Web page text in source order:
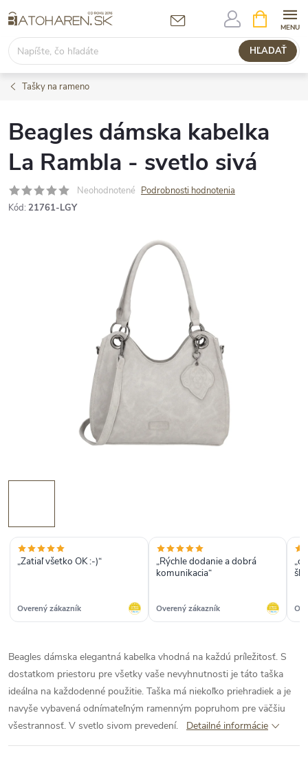
na
obsah
HĽADAŤ
KOŠÍK
Tašky na rameno
Beagles dámska kabelka
La Rambla - svetlo sivá
Neohodnotené Podrobnosti hodnotenia
Kód: 21761-LGY
„Zatiaľ všetko OK :-)“
Overený zákazník
„Rýchle dodanie a dobrá
komunikacia“
Overený zákazník
Beagles dámska elegantná kabelka vhodná na každú príležitosť. S
dostatkom priestoru pre všetky vaše nevyhnutnosti je táto taška
ideálna na každodenné použitie. Taška má niekoľko priehradiek a je
navyše vybavená odnímateľným ramenným popruhom pre väčšiu
všestrannosť. V svetlo sivom prevedení.
Detailné informácie